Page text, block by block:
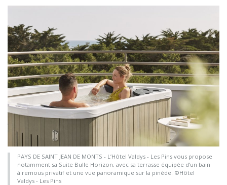
PAYS DE SAINT JEAN DE MONTS - L’Hôtel Valdys - Les Pins vous propose
notamment sa Suite Bulle Horizon, avec sa terrasse équipée d’un bain
à remous privatif et une vue panoramique sur la pinède. ©Hôtel
Valdys - Les Pins